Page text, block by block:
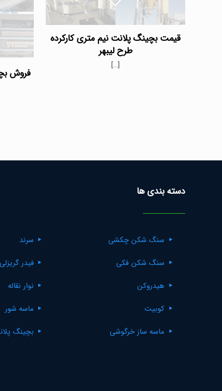
قیمت بچینگ پلانت نیم متری کارکرده
طرح لیبهر
[…]
فروش
دسته بندی ها
سنگ شکن چکشی
سنگ شکن فکی
هیدروکن
کوبیت
ماسه ساز خرگوشی
سرند
فیدر گریزلی
نوار نقاله
ماسه شور
بچینگ